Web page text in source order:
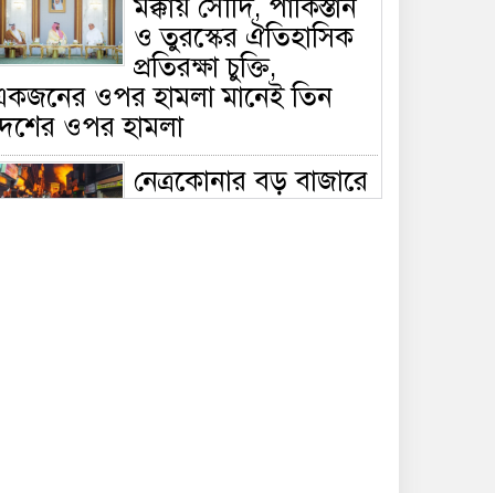
মক্কায় সৌদি, পাকিস্তান
ও তুরস্কের ঐতিহাসিক
প্রতিরক্ষা চুক্তি,
ওপর হামলা মানেই তিন
ওপর হামলা
নেত্রকোনার বড় বাজারে
ভয়াবহ আগুন, পুড়ছে ৫